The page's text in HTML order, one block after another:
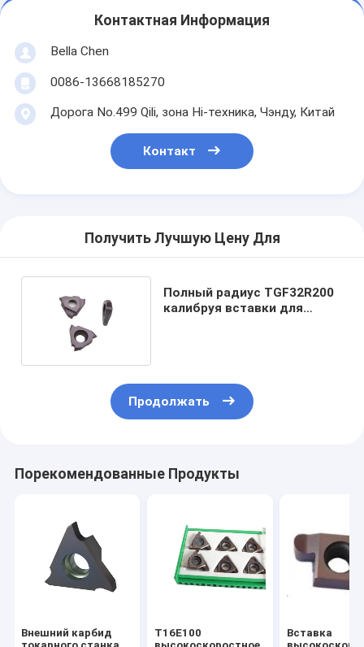
Контактная Информация
Bella Chen
0086-13668185270
Дорога No.499 Qili, зона Hi-техника, Чэнду, Китай
Контакт
Получить Лучшую Цену Для
Полный радиус TGF32R200
калибруя вставки для
Продолжать
Порекомендованные Продукты
Внешний карбид
T16E100
Вставка